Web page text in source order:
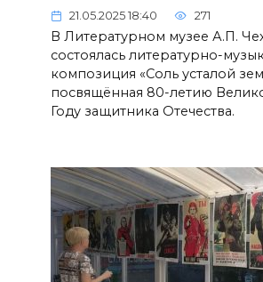
21.05.2025 18:40 271
В Литературном музее А.П.
состоялась литературно-
композиция «Соль усталой
посвящённая 80-летию
Году защитника Отечества.